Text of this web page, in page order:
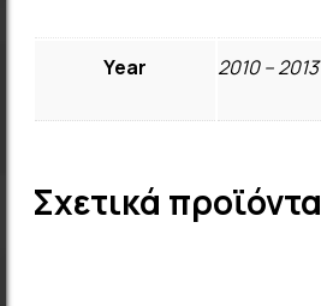
Year 2010 – 2013
Σχετικά προϊόντα